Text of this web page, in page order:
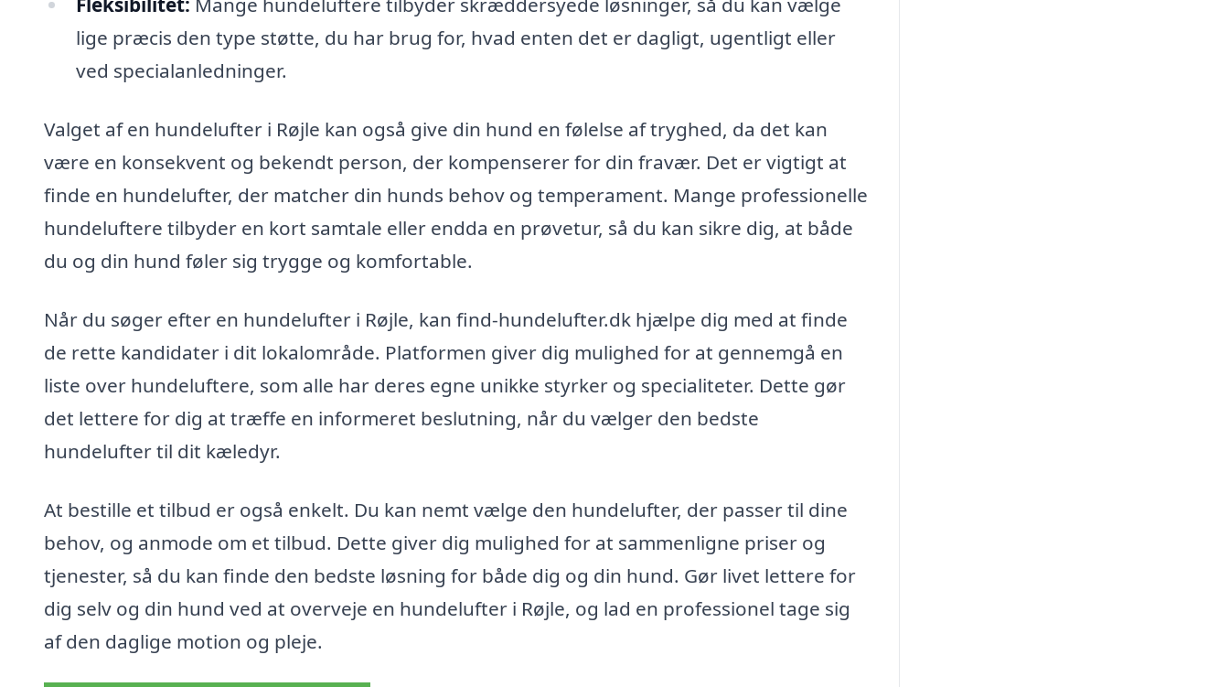
lige præcis den type støtte, du har brug for, hvad enten det er dagligt, ugentligt eller
ved specialanledninger.
Valget af en hundelufter i Røjle kan også give din hund en følelse af tryghed, da det kan
være en konsekvent og bekendt person, der kompenserer for din fravær. Det er vigtigt at
finde en hundelufter, der matcher din hunds behov og temperament. Mange professionelle
hundeluftere tilbyder en kort samtale eller endda en prøvetur, så du kan sikre dig, at både
du og din hund føler sig trygge og komfortable.
Når du søger efter en hundelufter i Røjle, kan find-hundelufter.dk hjælpe dig med at finde
de rette kandidater i dit lokalområde. Platformen giver dig mulighed for at gennemgå en
liste over hundeluftere, som alle har deres egne unikke styrker og specialiteter. Dette gør
det lettere for dig at træffe en informeret beslutning, når du vælger den bedste
hundelufter til dit kæledyr.
At bestille et tilbud er også enkelt. Du kan nemt vælge den hundelufter, der passer til dine
behov, og anmode om et tilbud. Dette giver dig mulighed for at sammenligne priser og
tjenester, så du kan finde den bedste løsning for både dig og din hund. Gør livet lettere for
dig selv og din hund ved at overveje en hundelufter i Røjle, og lad en professionel tage sig
af den daglige motion og pleje.